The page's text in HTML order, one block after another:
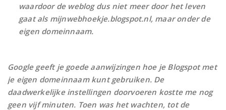
waardoor de weblog dus niet meer door het leven
gaat als mijnwebhoekje.blogspot.nl, maar onder de
eigen domeinnaam.
Google geeft je goede aanwijzingen hoe je Blogspot met
je eigen domeinnaam kunt gebruiken. De
daadwerkelijke instellingen doorvoeren kostte me nog
geen vijf minuten. Toen was het wachten, tot de